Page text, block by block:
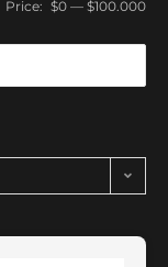
Price: $0 — $100.000